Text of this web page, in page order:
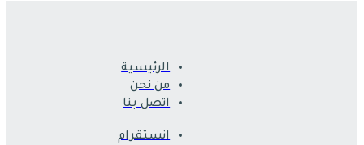
الرئيسية
من نحن
اتصل بنا
انستقرام